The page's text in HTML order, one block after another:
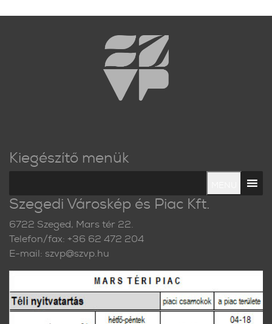
Kiegészítő menük
Szegedi Városkép és Piac Kft.
6722 Szeged, Mars tér 22.
Telefon/fax: +36 62 472 204
E-mail: szvp@szvp.hu